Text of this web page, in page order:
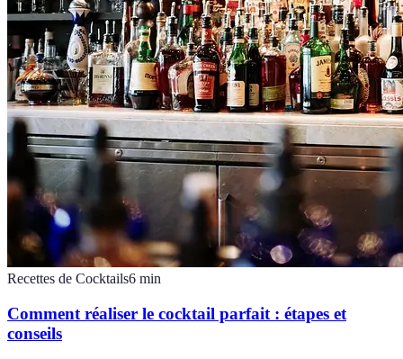
Recettes de Cocktails6 min
Comment réaliser le cocktail parfait : étapes et
conseils